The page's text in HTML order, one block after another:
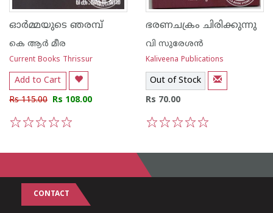
ഓര്‍മ്മയുടെ ഞരമ്പ്‌
കെ ആര്‍ മീര
Current Books Thrissur
Add to Cart
Rs 115.00 Rs 108.00
ഭരണചക്രം ചിരിക്കുന്നു
വി സുരേശന്‍
Kaliveena Publications
Out of Stock
Rs 70.00
CONTACT